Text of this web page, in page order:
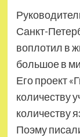
Санкт-
воплотил в
большое в
Его проект
количеству
количеству
Поэму